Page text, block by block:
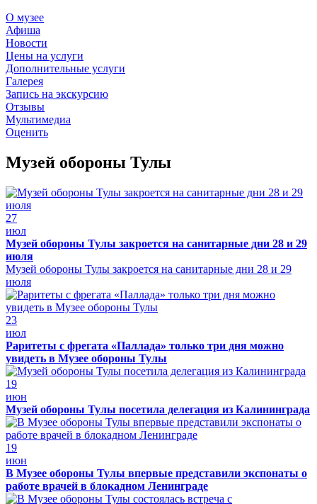
О музее
Афиша
Новости
Цены на услуги
Дополнительные услуги
Галерея
Запись на экскурсию
Отзывы
Мультимедиа
Оценить
Музей обороны Тулы
27
июл
Музей обороны Тулы закроется на санитарные дни 28 и 29
июля
Музей обороны Тулы закроется на санитарные дни 28 и 29
июля
23
июл
Раритеты с фрегата «Паллада» только три дня можно
увидеть в Музее обороны Тулы
19
июн
Музей обороны Тулы посетила делегация из Калининграда
19
июн
В Музее обороны Тулы впервые представили экспонаты о
работе врачей в блокадном Ленинграде